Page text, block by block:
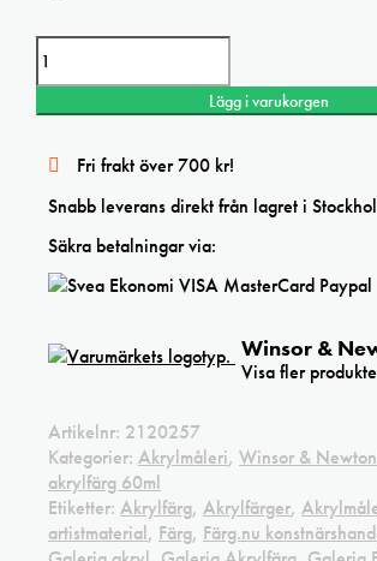
Lägg i varukorgen
Fri frakt över 700 kr!
Snabb leverans direkt från lagret i
Säkra betalningar via:
Winsor &
Visa fler
Artikelnr: 2120257
Kategorier: Akrylmåleri, Winsor &
akrylfärg 60ml
Etiketter: Akrylfärg, Akrylfärger,
artistmaterial, Färg, Färg.nu